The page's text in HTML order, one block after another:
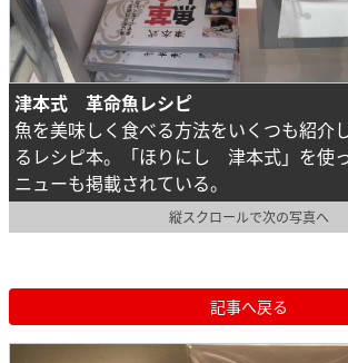
津本式 革命魚レシピ
魚を美味しく食べる方法をいくつも紹介
るレシピ本。「ほりにし 津本式」を使
ニューも掲載されている。
縦スクロールで次の写真へ
記事へ戻る